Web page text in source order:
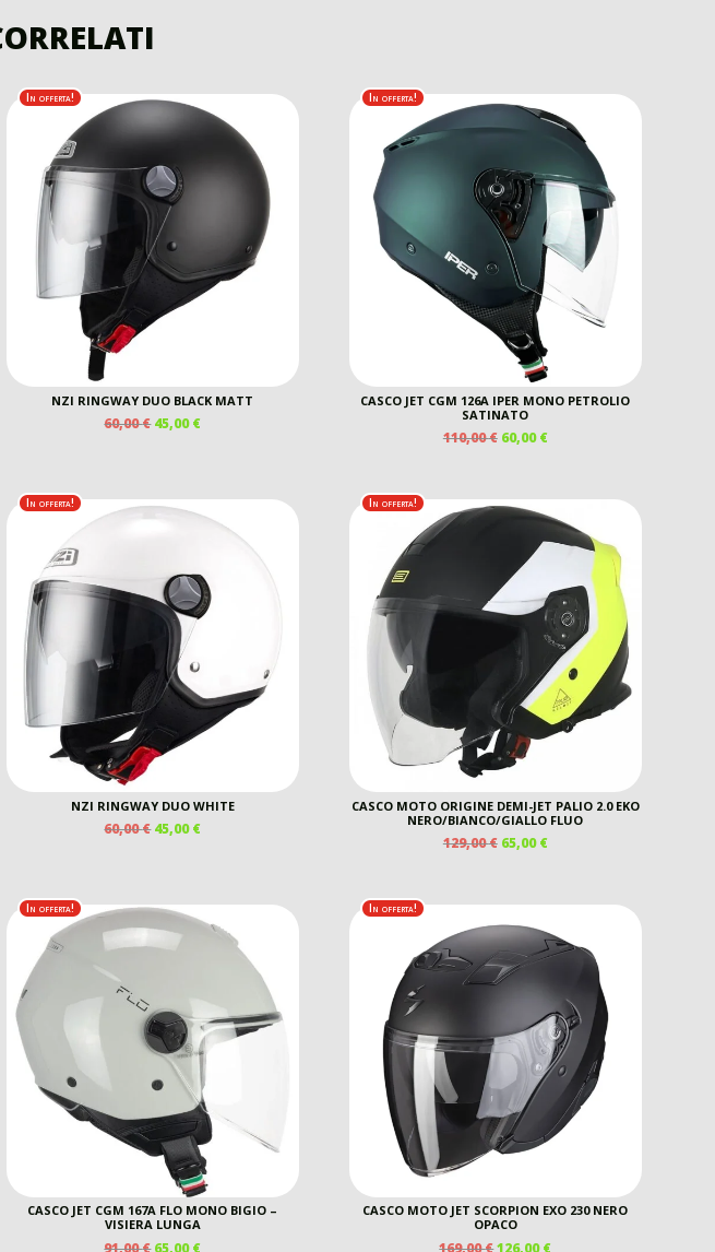
In offerta!
NZI RINGWAY DUO BLACK MATT
60,00€ IL
60,00 €.
45,00€IL
45,00 €.
In offerta!
CASCO JET CGM 126A IPER MONO PETROLIO
SATINATO
110,00€ IL
110,00 €.
60,00€IL
60,00 €.
In offerta!
NZI RINGWAY DUO WHITE
60,00€ IL
60,00 €.
45,00€IL
45,00 €.
In offerta!
CASCO MOTO ORIGINE DEMI-JET PALIO 2.0 EKO
NERO/BIANCO/GIALLO FLUO
129,00€ IL
65,00€IL
In offerta!
CASCO JET CGM 167A FLO MONO BIGIO –
VISIERA LUNGA
91,00€ IL
65,00€IL
In offerta!
CASCO MOTO JET SCORPION EXO 230 NERO
OPACO
169,00€IL
126,00€IL